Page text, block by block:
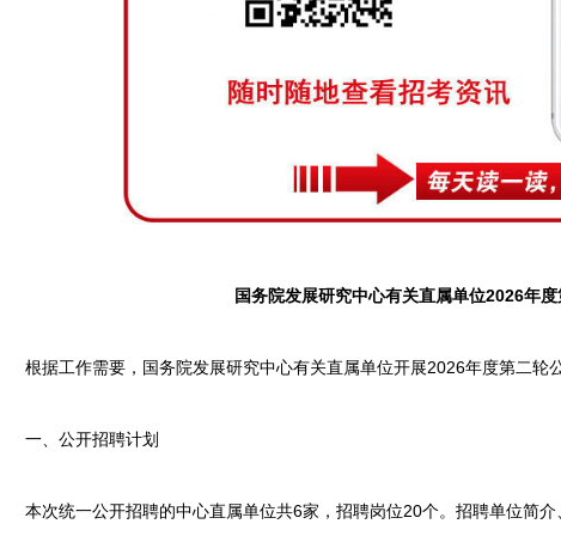
国务院发展研究中心有关直属单位2026年
根据工作需要，国务院发展研究中心有关直属单位开展2026年度第二轮
一、公开招聘计划
本次统一公开招聘的中心直属单位共6家，招聘岗位20个。招聘单位简介